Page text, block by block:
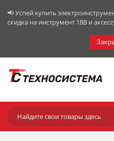
📢 Успей купить
скидка на инструмент 18В и